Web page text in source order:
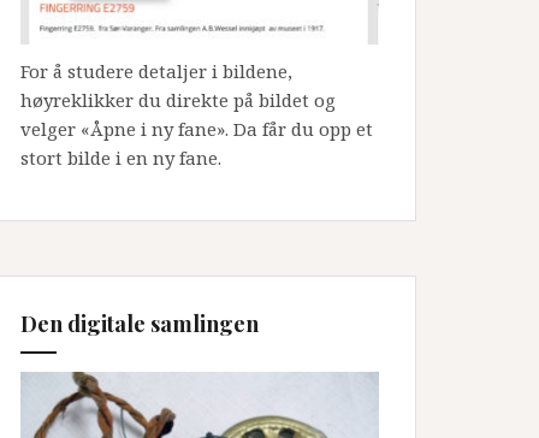
For å studere detaljer i bildene,
høyreklikker du direkte på bildet og
velger «Åpne i ny fane». Da får du opp et
stort bilde i en ny fane.
Den digitale samlingen